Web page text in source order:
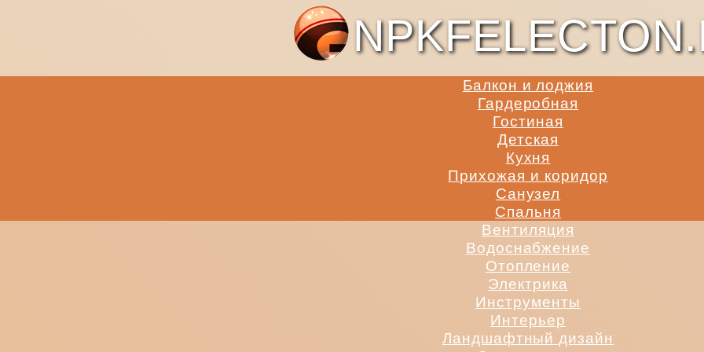
Балкон и лоджия
Гардеробная
Гостиная
Детская
Кухня
Прихожая и коридор
Санузел
Спальня
Вентиляция
Водоснабжение
Отопление
Электрика
Инструменты
Интерьер
Ландшафтный дизайн